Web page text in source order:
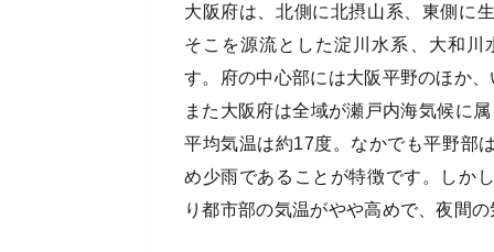
大阪府は、北側に北摂山系、東側に
そこを源流とした淀川水系、大和
す。府の中心部には大阪平野のほか
また大阪府は全域が瀬戸内海気候に
平均気温は約17度。なかでも平野部
め少雨であることが特徴です。しか
り都市部の気温がやや高めで、夜間